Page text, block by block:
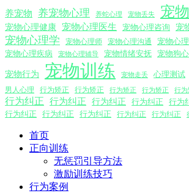
养宠物 养宠物心理 养蛇心理 宠物丢失 宠
宠物心理健康 宠物心理医生 宠物心理咨询 宠
宠物心理学 宠物心理师 宠物心理沟通 宠物心
宠物心理疾病
宠物心理辅导 宠物情绪安抚 宠物狗
宠物行为 宠物训练 宠物走丢 心理测试
男人心理 行为矫正 行为矫正 行为矫正 行为矫正 行为
行为纠正 行为纠正 行为纠正 行为纠正 行为
行为纠正
行为纠正 行为纠正 行为纠正 行为纠正
首页
正向训练
无惩罚引导方法
激励训练技巧
行为案例